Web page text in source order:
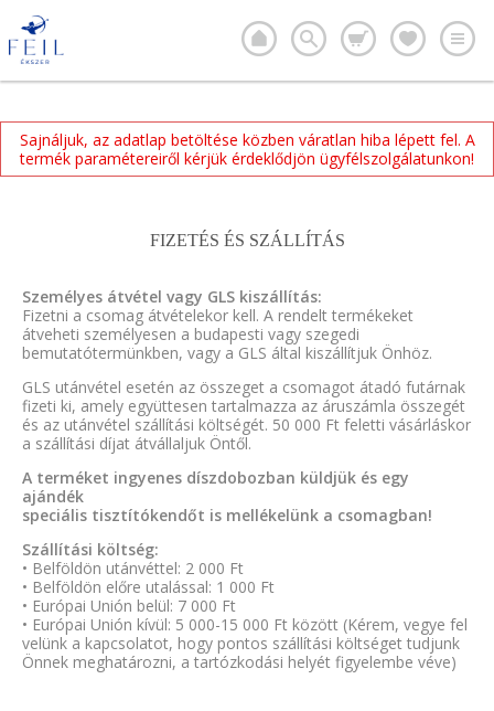
Sajnáljuk, az adatlap betöltése közben váratlan hiba lépett fel. A
termék paramétereiről kérjük érdeklődjön ügyfélszolgálatunkon!
FIZETÉS ÉS SZÁLLÍTÁS
Személyes átvétel vagy GLS kiszállítás:
Fizetni a csomag átvételekor kell. A rendelt termékeket
átveheti személyesen a budapesti vagy szegedi
bemutatótermünkben, vagy a GLS által kiszállítjuk Önhöz.
GLS utánvétel esetén az összeget a csomagot átadó futárnak
fizeti ki, amely együttesen tartalmazza az áruszámla összegét
és az utánvétel szállítási költségét. 50 000 Ft feletti vásárláskor
a szállítási díjat átvállaljuk Öntől.
A terméket ingyenes díszdobozban küldjük és egy
ajándék
speciális tisztítókendőt is mellékelünk a csomagban!
Szállítási költség:
• Belföldön utánvéttel: 2 000 Ft
• Belföldön előre utalással: 1 000 Ft
• Európai Unión belül: 7 000 Ft
• Európai Unión kívül: 5 000-15 000 Ft között (Kérem, vegye fel
velünk a kapcsolatot, hogy pontos szállítási költséget tudjunk
Önnek meghatározni, a tartózkodási helyét figyelembe véve)